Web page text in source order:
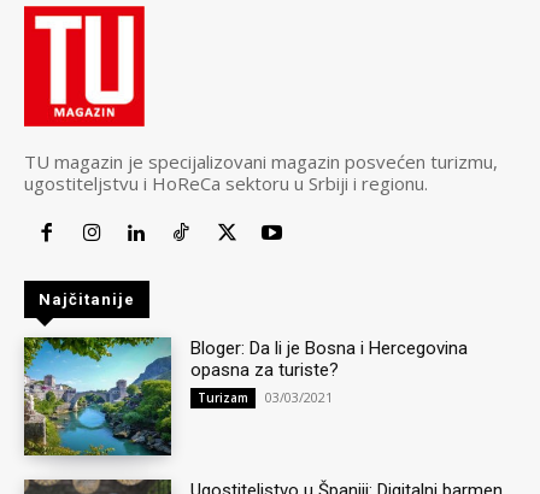
TU magazin je specijalizovani magazin posvećen turizmu,
ugostiteljstvu i HoReCa sektoru u Srbiji i regionu.
Najčitanije
Bloger: Da li je Bosna i Hercegovina
opasna za turiste?
Turizam 03/03/2021